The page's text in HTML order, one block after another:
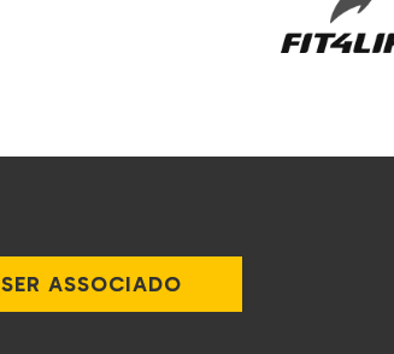
SER ASSOCIADO